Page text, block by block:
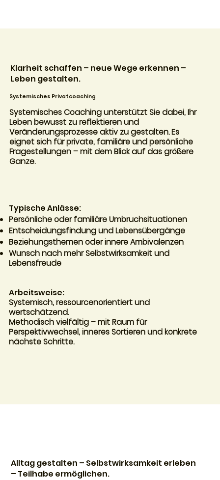
Klarheit schaffen – neue Wege erkennen –
Leben gestalten.
Systemisches Privatcoaching
Systemisches Coaching unterstützt Sie dabei, Ihr
Leben bewusst zu reflektieren und
Veränderungsprozesse aktiv zu gestalten. Es
eignet sich für private, familiäre und persönliche
Fragestellungen – mit dem Blick auf das größere
Ganze.
Typische Anlässe:
Persönliche oder familiäre Umbruchsituationen
Entscheidungsfindung und Lebensübergänge
Beziehungsthemen oder innere Ambivalenzen
Wunsch nach mehr Selbstwirksamkeit und
Lebensfreude
Arbeitsweise:
Systemisch, ressourcenorientiert und
wertschätzend.
Methodisch vielfältig – mit Raum für
Perspektivwechsel, inneres Sortieren und konkrete
nächste Schritte.
Alltag gestalten – Selbstwirksamkeit erleben
– Teilhabe ermöglichen.